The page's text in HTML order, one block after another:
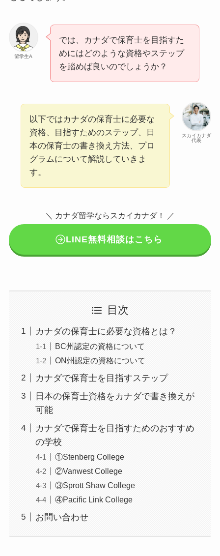
留学生A
では、カナダで保育士を目指すた
めにはどのような資格やステップ
を踏めば良いのでしょうか？
スカイカナダ
代表
以下ではカナダの保育士に必要な
資格、目指すためのステップ、日
本の保育士の書き換え方法、プロ
グラムについて解説していきま
す。
＼ カナダ留学ならスカイカナダ！ ／
LINE無料相談はこちら
目次
カナダの保育士に必要な資格とは？
BC州認定の資格について
ON州認定の資格について
カナダで保育士を目指すステップ
日本の保育士資格をカナダで書き換えが
可能
カナダで保育士を目指すためのおすすめ
の学校
①Stenberg College
②Vanwest College
③Sprott Shaw College
④Pacific Link College
お問い合わせ